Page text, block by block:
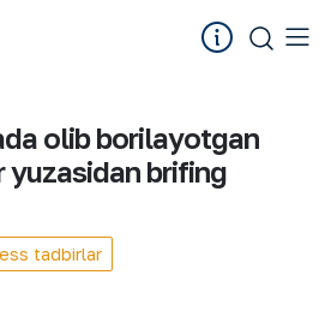
olib borilayotgan
yuzasidan brifing
tadbirlar